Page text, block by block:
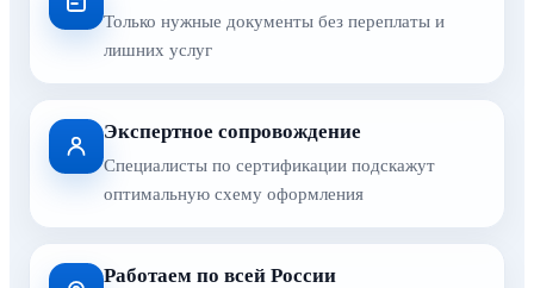
Только нужные документы без переплаты и
лишних услуг
Экспертное сопровождение
Специалисты по сертификации подскажут
оптимальную схему оформления
Работаем по всей России